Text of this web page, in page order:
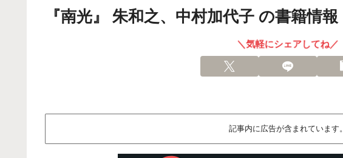
『南光』 朱和之、中村加代子 の書籍情報
＼気軽にシェアしてね／
記事内に広告が含まれています。